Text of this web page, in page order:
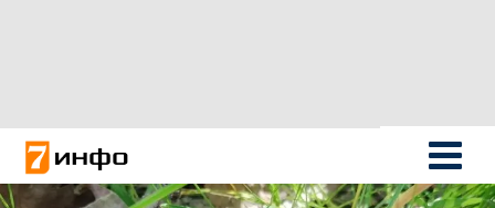
Новости России
Политика
Новости мира